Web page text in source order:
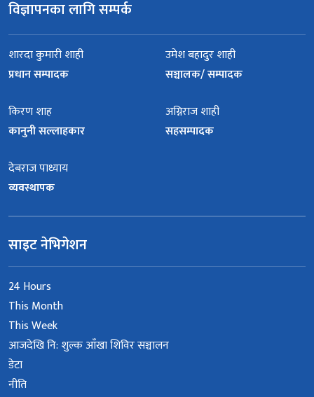
विज्ञापनका लागि सम्पर्क
शारदा कुमारी शाही
प्रधान सम्पादक
उमेश बहादुर शाही
सञ्चालक/ सम्पादक
किरण शाह
कानुनी सल्लाहकार
अग्निराज शाही
सहसम्पादक
देबराज पाध्याय
व्यवस्थापक
साइट नेभिगेशन
24 Hours
This Month
This Week
आजदेखि नि: शुल्क आँखा शिविर सञ्चालन
डेटा
नीति